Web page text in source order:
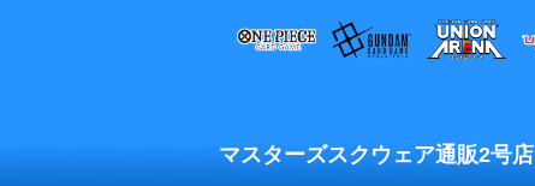
マスターズスクウェア通販2号店